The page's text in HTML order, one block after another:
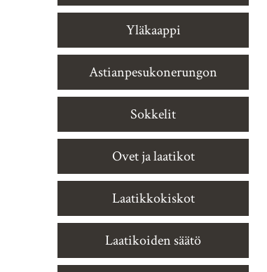
Yläkaappi
Astianpesukonerungon
Sokkelit
Ovet ja laatikot
Laatikkokiskot
Laatikoiden säätö